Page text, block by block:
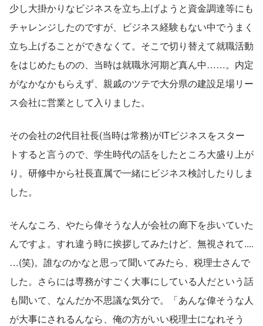
少し大掛かりなビジネスを立ち上げようと資金調達等にも
チャレンジしたのですが、ビジネス経験もない中でうまく
立ち上げることができなくて。そこで切り替えて就職活動
をはじめたものの、当時は就職氷河期ど真ん中……。内定
がなかなかもらえず、親戚のツテで大分県の建設足場リー
ス会社に営業として入りました。
その会社の2代目社長(当時は常務)がITビジネスをスター
トすると言うので、学生時代の話をしたところ大盛り上が
り。研修中から社長直属で一緒にビジネス検討したりしま
した。
そんなころ、やたら偉そうな人が会社の廊下を歩いていた
んですよ。すれ違う時に挨拶してみたけど、無視されて....
…(笑)。誰なのかなと思って聞いてみたら、税理士さんで
した。さらには専務がすごく大事にしている人だという話
も聞いて、なんだか不思議な気分で。「あんな偉そうな人
が大事にされるんなら、俺の方がいい税理士になれそう